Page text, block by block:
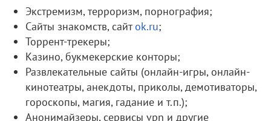
Экстремизм, терроризм, порнография;
Сайты знакомств, сайтok.ru;
Торрент-трекеры;
Казино, букмекерские конторы;
Развлекательные сайты (онлайн-игры, онлайн-
кинотеатры, анекдоты, приколы, демотиваторы,
гороскопы, магия, гадание и т.п.);
Анонимайзеры, сервисы vpn и другие